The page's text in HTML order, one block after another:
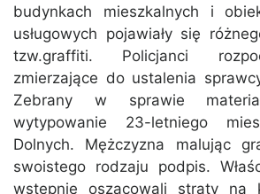
budynkach mieszkalnych i
usługowych pojawiały się
tzw.graffiti. Policjanci
zmierzające do ustalenia
Zebrany w sprawie
wytypowanie 23-letniego
Dolnych. Mężczyzna malując
swoistego rodzaju podpis.
wstępnie oszacowali straty na